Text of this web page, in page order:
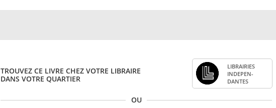
TROUVEZ CE LIVRE CHEZ VOTRE LIBRAIRE
DANS VOTRE QUARTIER
LIBRAI­RIES
INDE­PEN­
DANTES
OU